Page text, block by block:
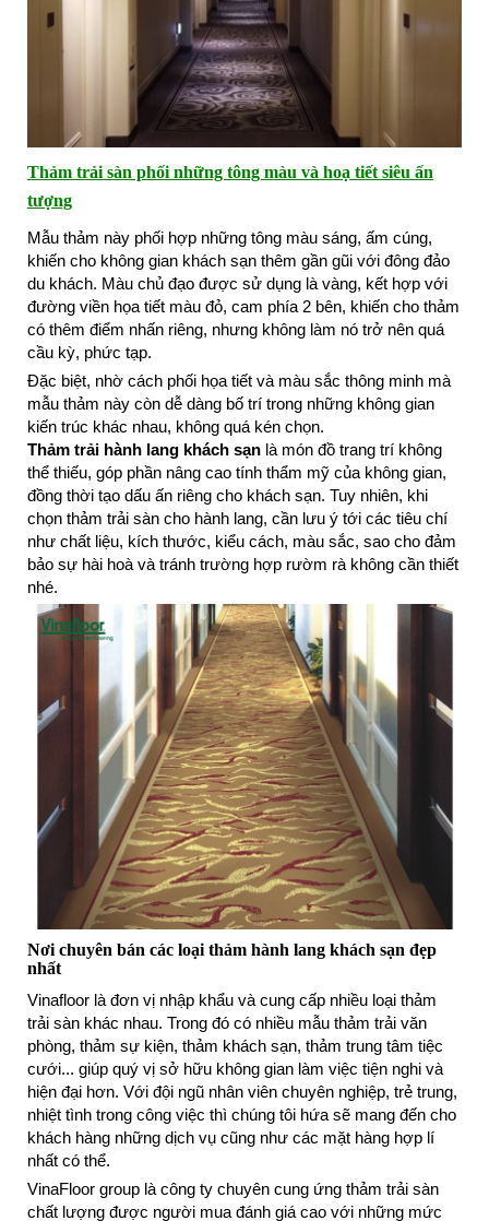
Thảm trải sàn phối những tông màu và hoạ tiết siêu ấn
tượng
Mẫu thảm này phối hợp những tông màu sáng, ấm cúng,
khiến cho không gian khách sạn thêm gần gũi với đông đảo
du khách. Màu chủ đạo được sử dụng là vàng, kết hợp với
đường viền họa tiết màu đỏ, cam phía 2 bên, khiến cho thảm
có thêm điểm nhấn riêng, nhưng không làm nó trở nên quá
cầu kỳ, phức tạp.
Đặc biệt, nhờ cách phối họa tiết và màu sắc thông minh mà
mẫu thảm này còn dễ dàng bố trí trong những không gian
kiến trúc khác nhau, không quá kén chọn.
Thảm trải hành lang khách sạn là món đồ trang trí không
thể thiếu, góp phần nâng cao tính thẩm mỹ của không gian,
đồng thời tạo dấu ấn riêng cho khách sạn. Tuy nhiên, khi
chọn thảm trải sàn cho hành lang, cần lưu ý tới các tiêu chí
như chất liệu, kích thước, kiểu cách, màu sắc, sao cho đảm
bảo sự hài hoà và tránh trường hợp rườm rà không cần thiết
nhé.
Nơi chuyên bán các loại thảm hành lang khách sạn đẹp
nhất
Vinafloor là đơn vị nhập khẩu và cung cấp nhiều loại thảm
trải sàn khác nhau. Trong đó có nhiều mẫu thảm trải văn
phòng, thảm sự kiện, thảm khách sạn, thảm trung tâm tiệc
cưới... giúp quý vị sở hữu không gian làm việc tiện nghi và
hiện đại hơn. Với đội ngũ nhân viên chuyên nghiệp, trẻ trung,
nhiệt tình trong công việc thì chúng tôi hứa sẽ mang đến cho
khách hàng những dịch vụ cũng như các mặt hàng hợp lí
nhất có thể.
VinaFloor group là công ty chuyên cung ứng thảm trải sàn
chất lượng được người mua đánh giá cao với những mức